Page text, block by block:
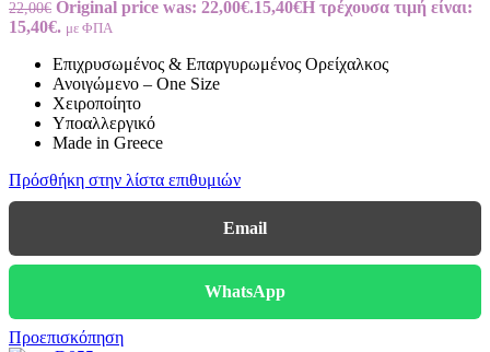
22,00€ Original price was: 22,00€.15,40€Η τρέχουσα τιμή είναι:
15,40€. με ΦΠΑ
Επιχρυσωμένος & Επαργυρωμένος Ορείχαλκος
Ανοιγώμενο – One Size
Χειροποίητο
Υποαλλεργικό
Made in Greece
Πρόσθήκη στην λίστα επιθυμιών
Email
WhatsApp
Προεπισκόπηση